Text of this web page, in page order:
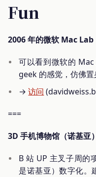
Fun
2006 年的微软 Mac Lab
可以看到微软的
geek 的感觉，仿佛置
→访问
===
3D 手机博物馆（诺基亚）
B 站 UP 主叉子周的
是诺基亚）数字化。